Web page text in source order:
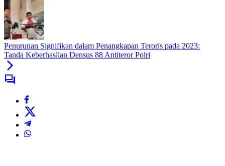
Penurunan Signifikan dalam Penangkapan Teroris pada 2023:
Tanda Keberhasilan Densus 88 Antiteror Polri